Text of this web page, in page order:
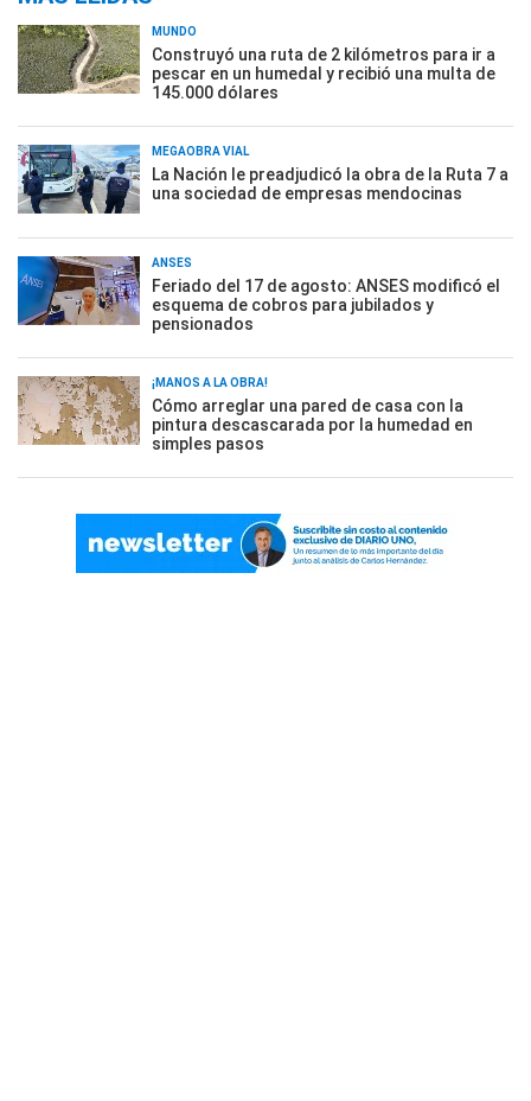
MUNDO
Construyó una ruta de 2 kilómetros para ir a
pescar en un humedal y recibió una multa de
145.000 dólares
MEGAOBRA VIAL
La Nación le preadjudicó la obra de la Ruta 7 a
una sociedad de empresas mendocinas
ANSES
Feriado del 17 de agosto: ANSES modificó el
esquema de cobros para jubilados y
pensionados
¡MANOS A LA OBRA!
Cómo arreglar una pared de casa con la
pintura descascarada por la humedad en
simples pasos